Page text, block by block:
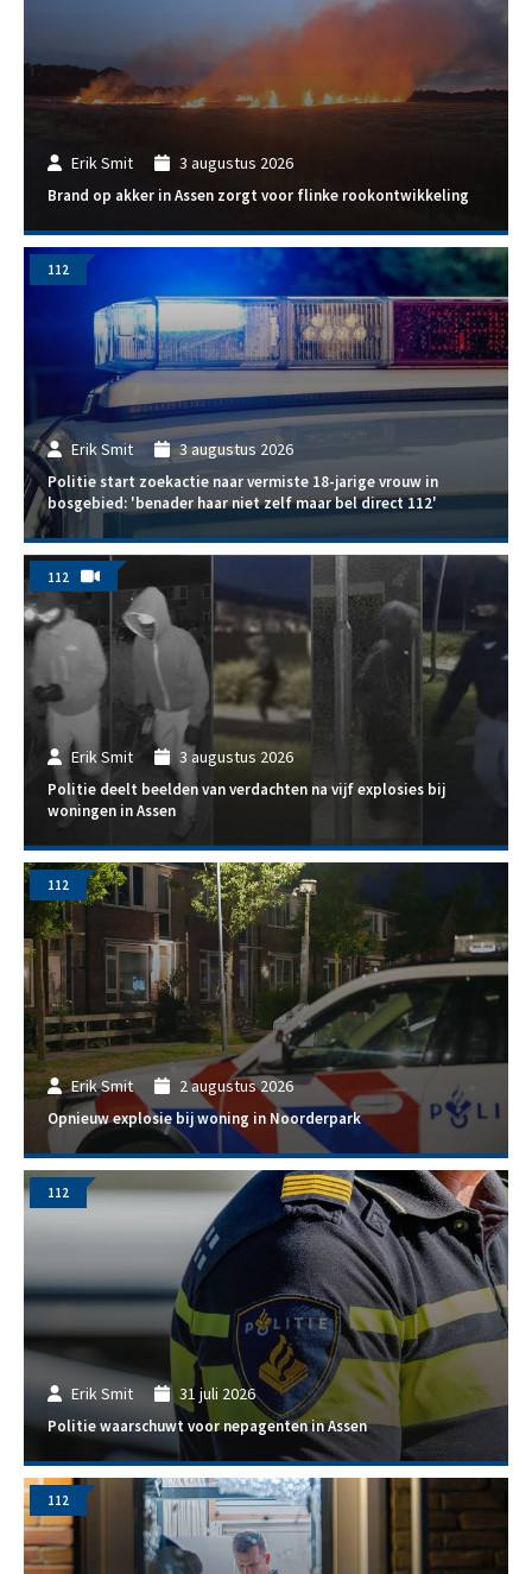
Erik Smit 3 augustus 2026
Brand op akker in Assen zorgt voor flinke rookontwikkeling
Erik Smit 3 augustus 2026
Politie start zoekactie naar vermiste 18-jarige vrouw in
bosgebied: 'benader haar niet zelf maar bel direct 112'
112
Erik Smit 3 augustus 2026
Politie deelt beelden van verdachten na vijf explosies bij
woningen in Assen
112
Erik Smit 2 augustus 2026
Opnieuw explosie bij woning in Noorderpark
112
Erik Smit 31 juli 2026
Politie waarschuwt voor nepagenten in Assen
112
112